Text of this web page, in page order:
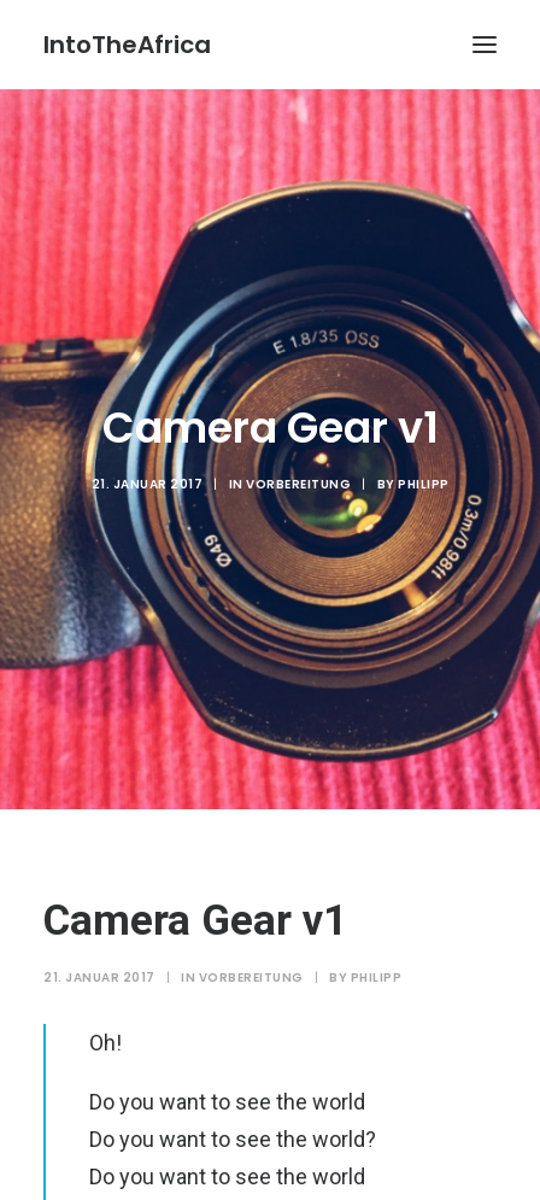
IntoTheAfrica
Über das Projekt
Kontakt / Impressum / Datenschutzerklärung
POATENGE
Search
Camera Gear v1
21. JANUAR 2017 | IN VORBEREITUNG | BYPHILIPP
Camera Gear v1
21. JANUAR 2017 | IN VORBEREITUNG | BY PHILIPP
Oh!
Do you want to see the world
Do you want to see the world?
Do you want to see the world